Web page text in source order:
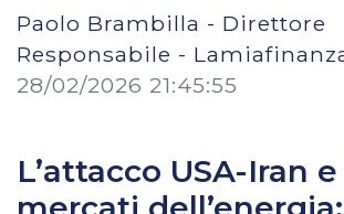
Paolo Brambilla - Direttore
Responsabile -
28/02/2026 21:45:55
L’attacco USA-Iran e